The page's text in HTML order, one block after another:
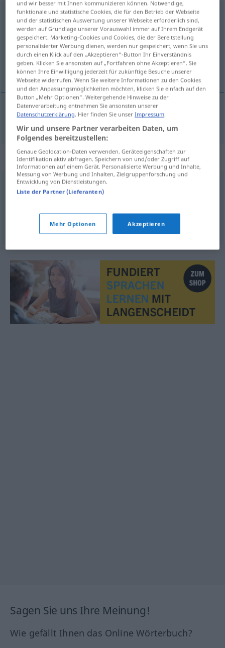
zweitklassigadj
Übersicht aller Übersetzungen
(Für mehr Details die Übersetzung anklicken/antippen)
drugorazredan
drugorazredan
Synonyme für "zweitklassig"
dürftig,schlecht,minderwertig
© OpenThesaurus.de
Sagen Sie uns Ihre Meinung!
Wie gefällt Ihnen das Online Wörterbuch?
und wir besser mit Ihnen kommunizieren können. Notwendige,
funktionale und statistische Cookies, die für den Betrieb der Webseite
und der statistischen Auswertung unserer Webseite erforderlich sind,
werden auf Grundlage unserer Vorauswahl immer auf Ihrem Endgerät
gespeichert. Marketing-Cookies und Cookies, die der Bereitstellung
personalisierter Werbung dienen, werden nur gespeichert, wenn Sie uns
durch einen Klick auf den „Akzeptieren“-Button Ihr Einverständnis
geben. Klicken Sie ansonsten auf „Fortfahren ohne Akzeptieren“. Sie
können Ihre Einwilligung jederzeit für zukünftige Besuche unserer
Webseite widerrufen. Wenn Sie weitere Informationen zu den Cookies
und den Anpassungsmöglichkeiten möchten, klicken Sie einfach auf den
Button „Mehr Optionen“. Weitergehende Hinweise zu der
Datenverarbeitung entnehmen Sie ansonsten unserer
Datenschutzerklärung. Hier finden Sie unserImpressum.
Wir und unsere Partner verarbeiten Daten, um
Folgendes bereitzustellen:
Genaue Geolocation-Daten verwenden. Geräteeigenschaften zur
Identifikation aktiv abfragen. Speichern von und/oder Zugriff auf
Informationen auf einem Gerät. Personalisierte Werbung und Inhalte,
Messung von Werbung und Inhalten, Zielgruppenforschung und
Entwicklung von Dienstleistungen.
Liste der Partner (Lieferanten)
Mehr Optionen Akzeptieren